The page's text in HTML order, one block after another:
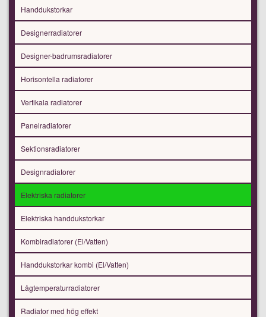
Handdukstorkar
Designerradiatorer
Designer-badrumsradiatorer
Horisontella radiatorer
Vertikala radiatorer
Panelradiatorer
Sektionsradiatorer
Designradiatorer
Elektriska radiatorer
Elektriska handdukstorkar
Kombiradiatorer (El/Vatten)
Handdukstorkar kombi (El/Vatten)
Lågtemperaturradiatorer
Radiator med hög effekt